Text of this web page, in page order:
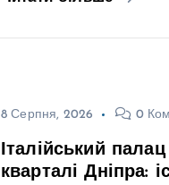
8 Серпня, 2026 0
Італійський
кварталі Дніпра: